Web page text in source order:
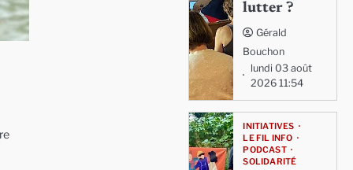
lutter ?
Gérald
Bouchon
lundi 03 août
2026 11:54
INITIATIVES
LE FIL INFO
PODCAST
SOLIDARITÉ